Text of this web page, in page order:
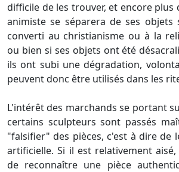
difficile de les trouver, et encore plus
animiste se séparera de ses objets
converti au christianisme ou à la
ou bien si ses objets ont été
ils ont subi une dégradation,
peuvent donc être utilisés dans les
L'intérêt des marchands se portant
certains sculpteurs sont passés
"falsifier" des pièces, c'est à dire de
artificielle. Si il est relativement aisé,
de reconnaître une pièce